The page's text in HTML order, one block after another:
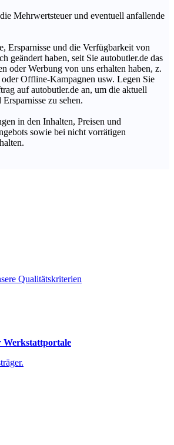
Mehrwertsteuer und eventuell anfallende
Ersparnisse und die Verfügbarkeit von
geändert haben, seit Sie autobutler.de das
oder Werbung von uns erhalten haben, z.
Offline-Kampagnen usw. Legen Sie
auf autobutler.de an, um die aktuell
zu sehen.
in den Inhalten, Preisen und
sowie bei nicht vorrätigen
Qualitätskriterien
Werkstattportale